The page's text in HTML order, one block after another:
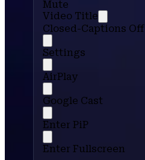
Mute
Video Title
Closed-Captions Off
Settings
AirPlay
Google Cast
Enter PiP
Enter Fullscreen